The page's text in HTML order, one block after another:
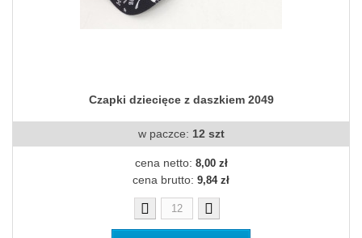
Czapki dziecięce z daszkiem 2049
w paczce: 12 szt
cena netto: 8,00 zł
cena brutto: 9,84 zł